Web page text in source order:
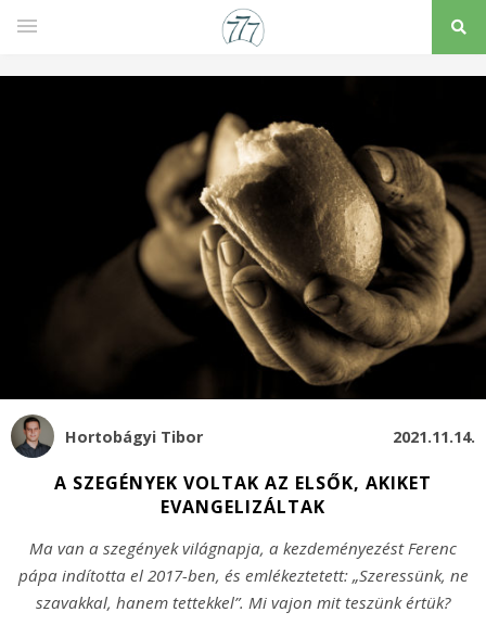
Hortobágyi Tibor 2021.11.14.
A SZEGÉNYEK VOLTAK AZ ELSŐK, AKIKET
EVANGELIZÁLTAK
Ma van a szegények világnapja, a kezdeményezést Ferenc
pápa indította el 2017-ben, és emlékeztetett: „Szeressünk, ne
szavakkal, hanem tettekkel”. Mi vajon mit teszünk értük?